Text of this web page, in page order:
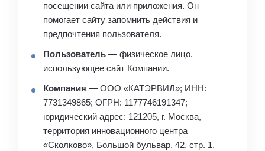
посещении сайта или приложения. Он
помогает сайту запомнить действия и
предпочтения пользователя.
Пользователь — физическое лицо,
использующее сайт Компании.
Компания — ООО «КАТЭРВИЛ»; ИНН:
7731349865; ОГРН: 1177746191347;
юридический адрес: 121205, г. Москва,
территория инновационного центра
«Сколково», Большой бульвар, 42, стр. 1.